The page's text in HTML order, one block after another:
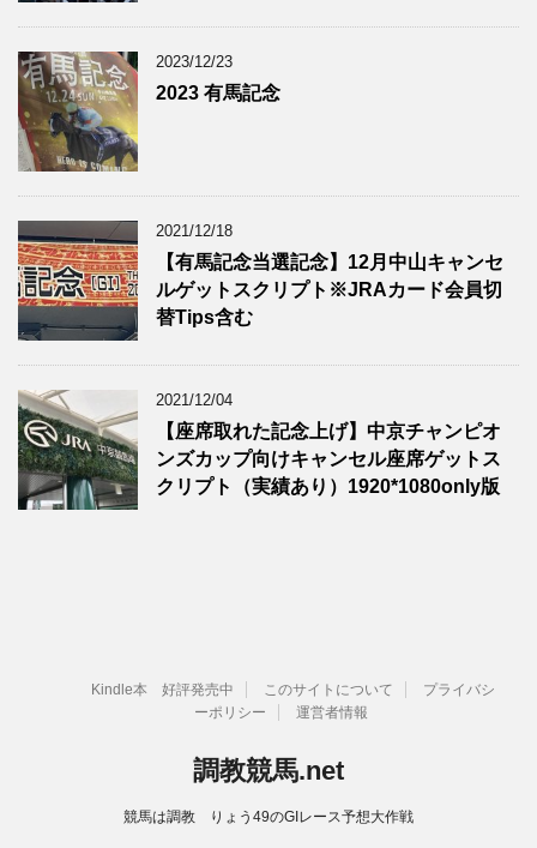
2023/12/23
2023 有馬記念
2021/12/18
【有馬記念当選記念】12月中山キャンセ
ルゲットスクリプト※JRAカード会員切
替Tips含む
2021/12/04
【座席取れた記念上げ】中京チャンピオ
ンズカップ向けキャンセル座席ゲットス
クリプト（実績あり）1920*1080only版
Kindle本 好評発売中 このサイトについて
プライバシ
ーポリシー
運営者情報
調教競馬.net
競馬は調教 りょう49のGIレース予想大作戦